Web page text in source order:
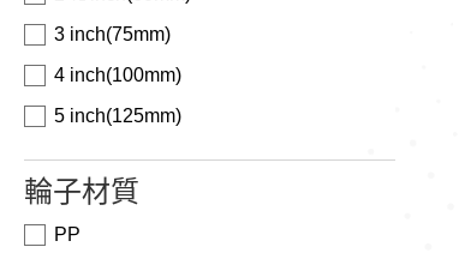
3 inch(75mm)
4 inch(100mm)
5 inch(125mm)
輪子材質
PP